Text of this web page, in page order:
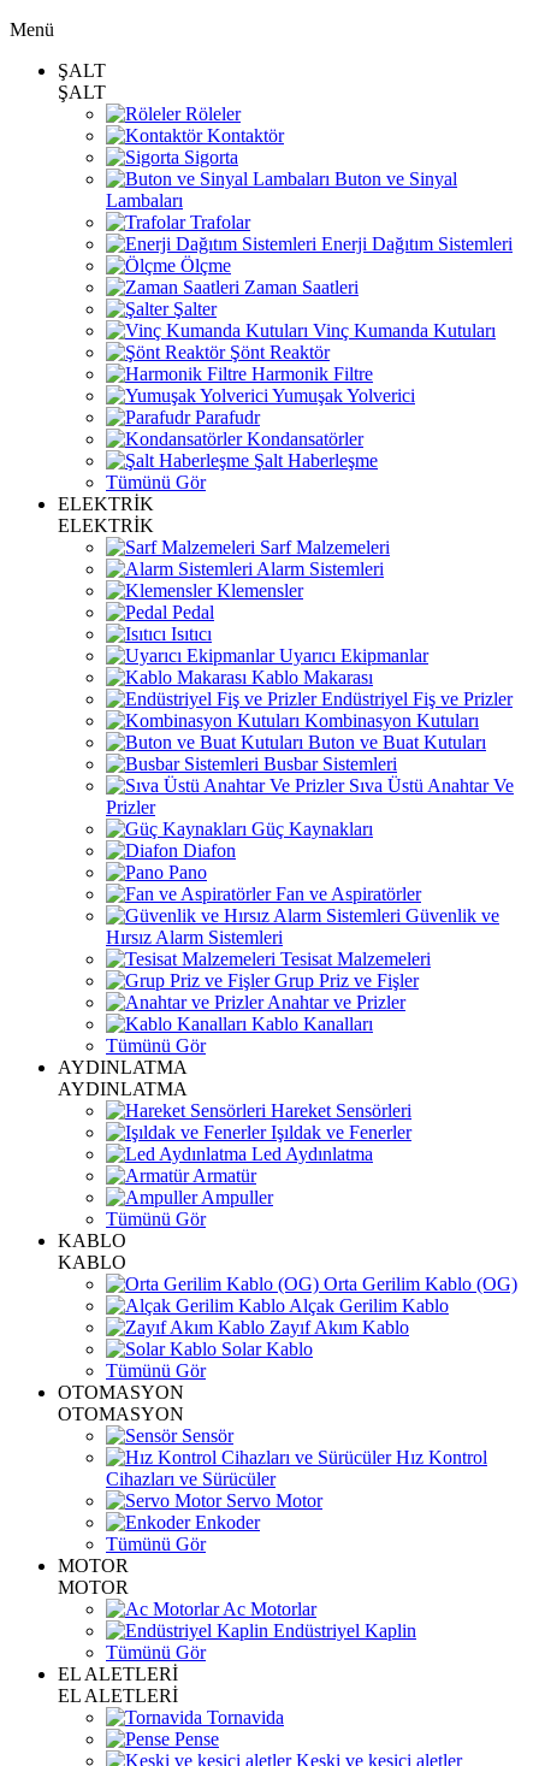
Menü
ŞALT
ŞALT
Röleler
Kontaktör
Sigorta
Buton ve Sinyal
Lambaları
Trafolar
Enerji Dağıtım Sistemleri
Ölçme
Zaman Saatleri
Şalter
Vinç Kumanda Kutuları
Şönt Reaktör
Harmonik Filtre
Yumuşak Yolverici
Parafudr
Kondansatörler
Şalt Haberleşme
Tümünü Gör
ELEKTRİK
ELEKTRİK
Sarf Malzemeleri
Alarm Sistemleri
Klemensler
Pedal
Isıtıcı
Uyarıcı Ekipmanlar
Kablo Makarası
Endüstriyel Fiş ve Prizler
Kombinasyon Kutuları
Buton ve Buat Kutuları
Busbar Sistemleri
Sıva Üstü Anahtar Ve
Prizler
Güç Kaynakları
Diafon
Pano
Fan ve Aspiratörler
Güvenlik ve
Hırsız Alarm Sistemleri
Tesisat Malzemeleri
Grup Priz ve Fişler
Anahtar ve Prizler
Kablo Kanalları
Tümünü Gör
AYDINLATMA
AYDINLATMA
Hareket Sensörleri
Işıldak ve Fenerler
Led Aydınlatma
Armatür
Ampuller
Tümünü Gör
KABLO
KABLO
Orta Gerilim Kablo (OG)
Alçak Gerilim Kablo
Zayıf Akım Kablo
Solar Kablo
Tümünü Gör
OTOMASYON
OTOMASYON
Sensör
Hız Kontrol
Cihazları ve Sürücüler
Servo Motor
Enkoder
Tümünü Gör
MOTOR
MOTOR
Ac Motorlar
Endüstriyel Kaplin
Tümünü Gör
EL ALETLERİ
EL ALETLERİ
Tornavida
Pense
Keski ve kesici aletler